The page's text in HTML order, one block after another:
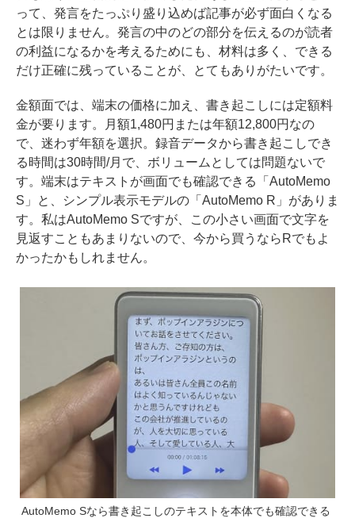
って、発言をたっぷり盛り込めば記事が必ず面白くなる
とは限りません。発言の中のどの部分を伝えるのが読者
の利益になるかを考えるためにも、材料は多く、できる
だけ正確に残っていることが、とてもありがたいです。
金額面では、端末の価格に加え、書き起こしには定額料
金が要ります。月額1,480円または年額12,800円なの
で、迷わず年額を選択。録音データから書き起こしでき
る時間は30時間/月で、ボリュームとしては問題ないで
す。端末はテキストが画面でも確認できる「AutoMemo
S」と、シンプル表示モデルの「AutoMemo R」がありま
す。私はAutoMemo Sですが、この小さい画面で文字を
見返すこともあまりないので、今から買うならRでもよ
かったかもしれません。
AutoMemo Sなら書き起こしのテキストを本体でも確認できる